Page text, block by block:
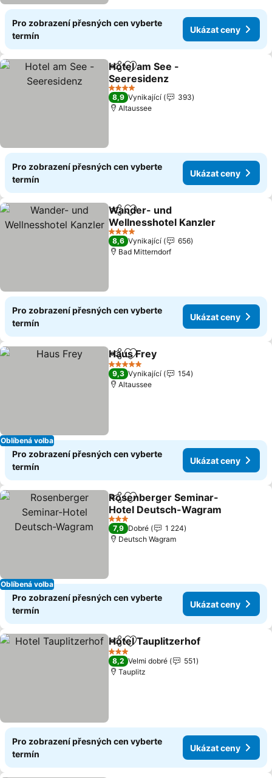
Pro zobrazení přesných cen vyberte
termín
Ukázat ceny
SdíletPřidat na seznam oblíbených
Hotel am See -
Seeresidenz
Ukázat ceny
4 Počet hvězdiček
8,9 Vynikající
393
Altaussee
Pro zobrazení přesných cen vyberte
termín
Ukázat ceny
SdíletPřidat na seznam oblíbených
Wander- und
Wellnesshotel Kanzler
Ukázat ceny
4 Počet hvězdiček
8,6 Vynikající
656
Bad Mitterndorf
Pro zobrazení přesných cen vyberte
termín
Ukázat ceny
Oblíbená volba
SdíletPřidat na seznam oblíbených
Haus Frey
5 Počet hvězdiček
9,3 Vynikající
154
Altaussee
Pro zobrazení přesných cen vyberte
termín
Ukázat ceny
Oblíbená volba
SdíletPřidat na seznam oblíbených
Rosenberger Seminar-
Hotel Deutsch-Wagram
Ukázat ceny
3 Počet hvězdiček
7,9 Dobré
1 224
Deutsch Wagram
Pro zobrazení přesných cen vyberte
termín
Ukázat ceny
SdíletPřidat na seznam oblíbených
Hotel Tauplitzerhof
3 Počet hvězdiček
8,2 Velmi dobré
551
Tauplitz
Pro zobrazení přesných cen vyberte
termín
Ukázat ceny